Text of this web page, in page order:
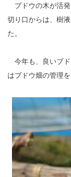
ブドウの木が活
切り口からは、樹
た。
今年も、良いブ
はブドウ畑の管理